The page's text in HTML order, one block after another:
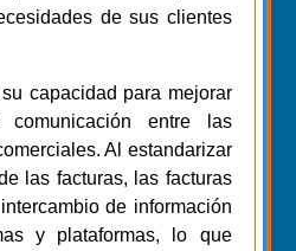
de sus clientes
capacidad para mejorar
entre las
Al estandarizar
las facturas, las facturas
de información
y plataformas, lo que